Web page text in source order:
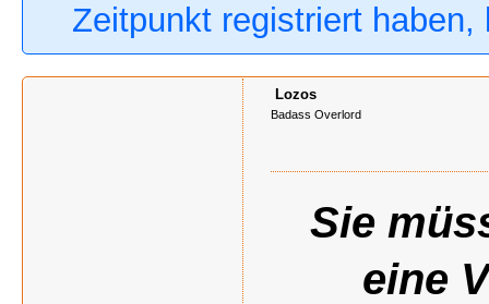
Zeitpunkt registriert
Lozos
Badass Overlord
Sie
eine